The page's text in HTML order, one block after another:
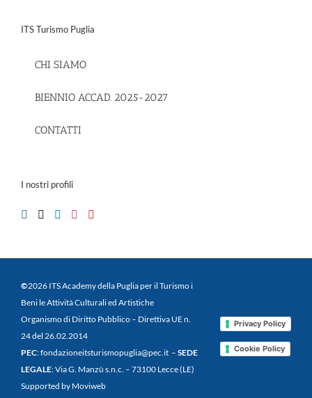
ITS Turismo Puglia
CHI SIAMO
BIENNIO ACCAD. 2025-2027
CONTATTI
I nostri profili
©2026 ITS Academy della Puglia per il Turismo i
Beni le Attività Culturali ed Artistiche
Organismo di Diritto Pubblico – Direttiva UE n.
24 del 26.02.2014
PEC: fondazioneitsturismopuglia@pec.it – SEDE
LEGALE: Via G. Manzù s.n.c. – 73100 Lecce (LE)
Supported by Moviweb
Privacy Policy
Cookie Policy